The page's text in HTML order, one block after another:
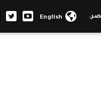
تأخير دخوله قدر الإمكان | English